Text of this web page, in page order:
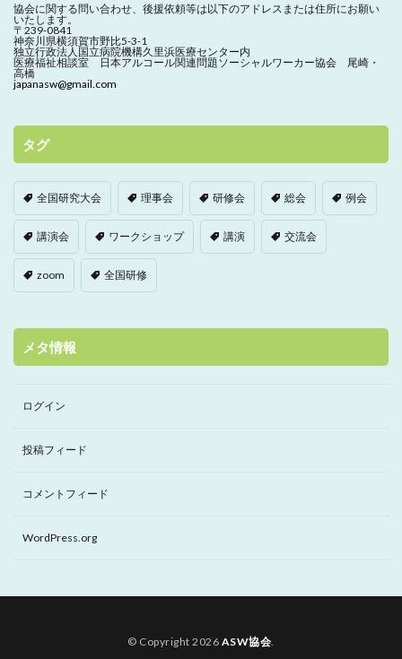
協会に関する問い合わせ、 後援依頼等は以下のアドレスまたは住所にお願い
いたします。
〒239-0841
神奈川県横須賀市野比5-3-1
独立行政法人国立病院機構久里浜医療センター内
医療福祉相談室 日本アルコール関連問題ソーシャルワーカー協会 尾崎・
高橋
japanasw@gmail.com
タグ
全国研究大会 理事会 研修会 総会 例会
講演会 ワークショップ 講演 交流会
zoom 全国研修
メタ情報
ログイン
投稿フィード
コメントフィード
WordPress.org
© Copyright 2026 ASW協会